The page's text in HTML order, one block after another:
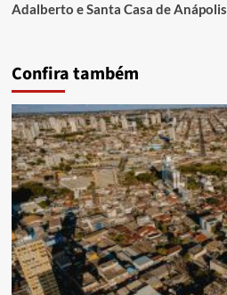
Adalberto e Santa Casa de Anápolis
Confira também